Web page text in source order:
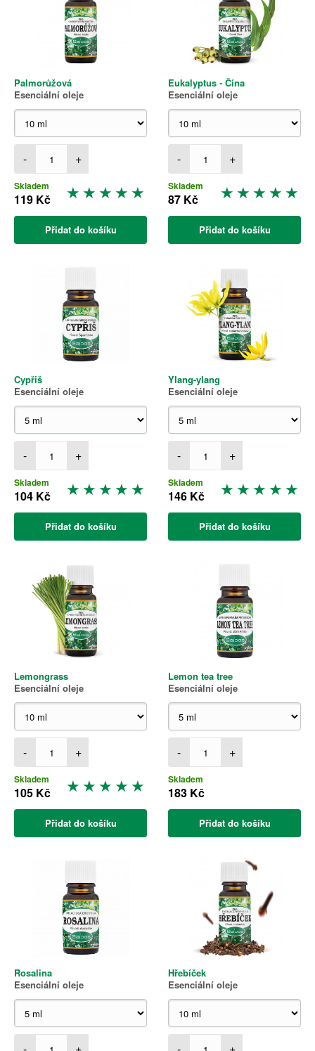
Palmorůžová
Esenciální oleje
- +
Skladem
119 Kč
Přidat do košíku
Eukalyptus - Čína
Esenciální oleje
- +
Skladem
87 Kč
Přidat do košíku
Cypřiš
Esenciální oleje
- +
Skladem
104 Kč
Přidat do košíku
Ylang-ylang
Esenciální oleje
- +
Skladem
146 Kč
Přidat do košíku
Lemongrass
Esenciální oleje
- +
Skladem
105 Kč
Přidat do košíku
Lemon tea tree
Esenciální oleje
- +
Skladem
183 Kč
Přidat do košíku
Rosalina
Esenciální oleje
Hřebíček
Esenciální oleje